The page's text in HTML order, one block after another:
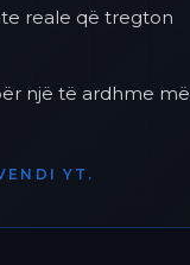
reale që tregton
një të ardhme më
YT.